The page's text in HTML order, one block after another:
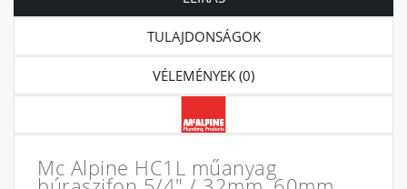
TULAJDONSÁGOK
VÉLEMÉNYEK (0)
Mc Alpine HC1L műanyag